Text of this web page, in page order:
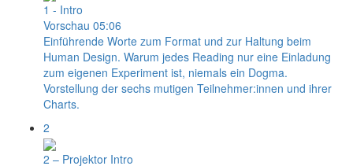
1 - Intro
Vorschau 05:06
Einführende Worte zum Format und zur Haltung beim
Human Design. Warum jedes Reading nur eine Einladung
zum eigenen Experiment ist, niemals ein Dogma.
Vorstellung der sechs mutigen Teilnehmer:innen und ihrer
Charts.
2
2 – Projektor Intro